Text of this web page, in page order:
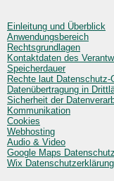
Einleitung und Überblick
Anwendungsbereich
Rechtsgrundlagen
Kontaktdaten des
Speicherdauer
Rechte laut Datenschutz-
Datenübertragung in
Sicherheit der
Kommunikation
Cookies
Webhosting
Audio & Video
Google Maps
Wix Datenschutzerklärung